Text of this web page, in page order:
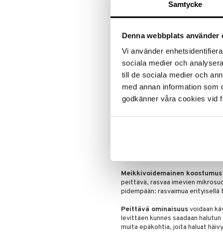
Samtycke
Denna webbplats använder
Vi använder
sociala medier och
till de sociala medier och
med annan information som
godkänner våra cookies vid
All Day Flawless 3-in-1
yhdessä. Se on
SPF 20
herkälle iholle. Se on täydellinen
mutta et halua kuitenkaan
jatkuvasti parannella pohjustusta
antaa koostumukselle joustavan
peittäviä ominaisuuksia tai
Meikkivoidemainen koostumus
peittävä, rasvaa imevien
pidempään: rasvaimua erityisellä
Peittävä ominaisuusvoidaan
levittäen kunnes saadaan
muita epäkohtia, joita haluat